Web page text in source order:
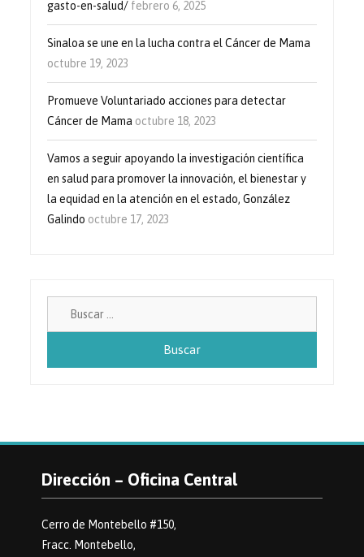
gasto-en-salud/ febrero 6, 2025
Sinaloa se une en la lucha contra el Cáncer de Mama
octubre 19, 2023
Promueve Voluntariado acciones para detectar
Cáncer de Mama octubre 18, 2023
Vamos a seguir apoyando la investigación científica
en salud para promover la innovación, el bienestar y
la equidad en la atención en el estado, González
Galindo octubre 17, 2023
Dirección – Oficina Central
Cerro de Montebello #150,
Fracc. Montebello,